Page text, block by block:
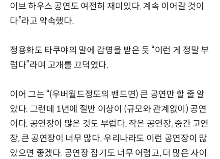
이브 하우스 공연도 여전히 재미있다. 계속 이어갈 것이
다”라고 약속했다.
정용화도 타쿠야의 말에 감명을 받은 듯 “이런 게 정말 부
럽다”라며 고개를 끄덕였다.
이어 그는 “(우버월드정도의 밴드면) 큰 공연만 할 줄 알
았다. 그런데 1년에 절반 이상이 (규모와 관계없이) 공연
이다. 공연장이 많은 것도 부럽다. 작은 공연장, 중간 고연
장, 큰 공연장이 너무 많다. 우리나라도 이런 공연장이 많
았으면 좋겠다. 공연장 잡기도 너무 어렵고, 더 많은 사이